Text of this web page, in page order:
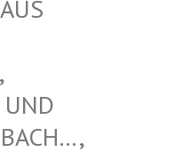
GL,
KÖL